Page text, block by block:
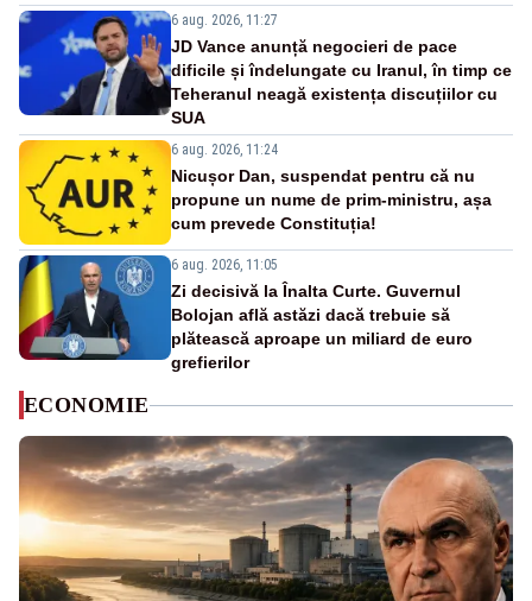
6 aug. 2026, 11:27
JD Vance anunță negocieri de pace
dificile și îndelungate cu Iranul, în timp ce
Teheranul neagă existența discuțiilor cu
SUA
6 aug. 2026, 11:24
Nicușor Dan, suspendat pentru că nu
propune un nume de prim-ministru, așa
cum prevede Constituția!
6 aug. 2026, 11:05
Zi decisivă la Înalta Curte. Guvernul
Bolojan află astăzi dacă trebuie să
plătească aproape un miliard de euro
grefierilor
ECONOMIE